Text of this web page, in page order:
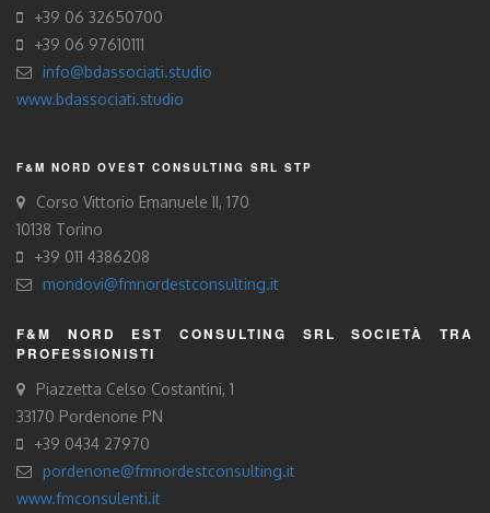
+39 06 32650700
+39 06 97610111
info@bdassociati.studio
www.bdassociati.studio
F&M NORD OVEST CONSULTING SRL STP
Corso Vittorio Emanuele II, 170
10138 Torino
+39 011 4386208
mondovi@fmnordestconsulting.it
F&M NORD EST CONSULTING SRL SOCIETÀ TRA
PROFESSIONISTI
Piazzetta Celso Costantini, 1
33170 Pordenone PN
+39 0434 27970
pordenone@fmnordestconsulting.it
www.fmconsulenti.it